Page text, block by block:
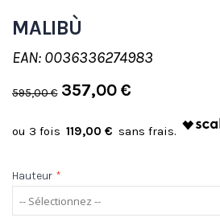
MALIBÙ
EAN: 0036336274983
595,00 € 357,00 €
119,00 €
Hauteur *